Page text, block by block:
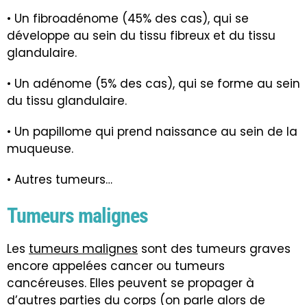
• Un fibroadénome (45% des cas), qui se
développe au sein du tissu fibreux et du tissu
glandulaire.
• Un adénome (5% des cas), qui se forme au sein
du tissu glandulaire.
• Un papillome qui prend naissance au sein de la
muqueuse.
• Autres tumeurs…
Tumeurs malignes
Les tumeurs malignes sont des tumeurs graves
encore appelées cancer ou tumeurs
cancéreuses. Elles peuvent se propager à
d’autres parties du corps (on parle alors de